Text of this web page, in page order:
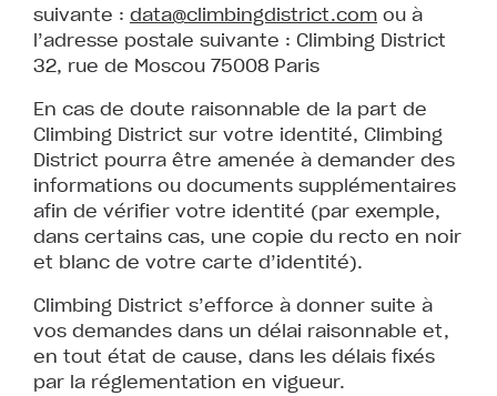
suivante : data@climbingdistrict.com ou à
l’adresse postale suivante : Climbing District
32, rue de Moscou 75008 Paris
En cas de doute raisonnable de la part de
Climbing District sur votre identité, Climbing
District pourra être amenée à demander des
informations ou documents supplémentaires
afin de vérifier votre identité (par exemple,
dans certains cas, une copie du recto en noir
et blanc de votre carte d’identité).
Climbing District s’efforce à donner suite à
vos demandes dans un délai raisonnable et,
en tout état de cause, dans les délais fixés
par la réglementation en vigueur.